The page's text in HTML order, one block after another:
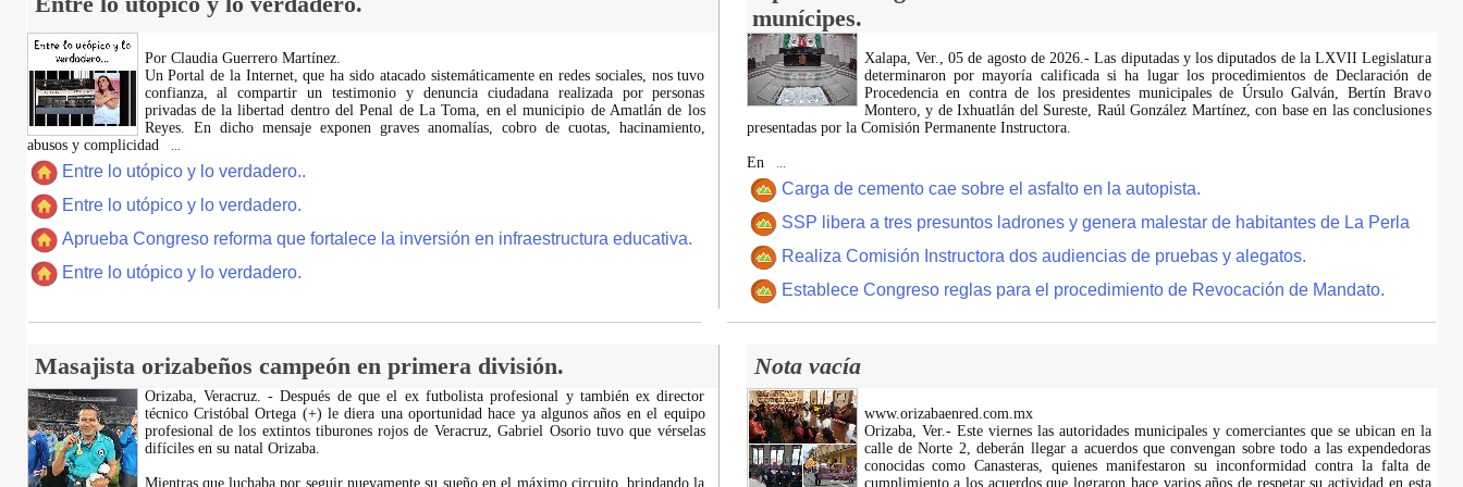
munícipes.
Por Claudia Guerrero Martínez.
​Un Portal de la Internet, que ha sido atacado sistemáticamente en redes sociales, nos tuvo
confianza, al compartir un testimonio y denuncia ciudadana realizada por personas
privadas de la libertad dentro del Penal de La Toma, en el municipio de Amatlán de los
Reyes. En dicho mensaje exponen graves anomalías, cobro de cuotas, hacinamiento,
abusos y complicidad
Entre lo utópico y lo verdadero..
Entre lo utópico y lo verdadero.
Aprueba Congreso reforma que fortalece la inversión en infraestructura educativa.
Entre lo utópico y lo verdadero.
Xalapa, Ver., 05 de agosto de 2026.- Las diputadas y los diputados de la LXVII Legislatura
determinaron por mayoría calificada si ha lugar los procedimientos de Declaración de
Procedencia en contra de los presidentes municipales de Úrsulo Galván, Bertín Bravo
Montero, y de Ixhuatlán del Sureste, Raúl González Martínez, con base en las conclusiones
presentadas por la Comisión Permanente Instructora.
En
Carga de cemento cae sobre el asfalto en la autopista.
SSP libera a tres presuntos ladrones y genera malestar de habitantes de La Perla
Realiza Comisión Instructora dos audiencias de pruebas y alegatos.
Establece Congreso reglas para el procedimiento de Revocación de Mandato.
Masajista orizabeños campeón en primera división. Nota vacía
Orizaba, Veracruz. - Después de que el ex futbolista profesional y también ex director
técnico Cristóbal Ortega (+) le diera una oportunidad hace ya algunos años en el equipo
profesional de los extintos tiburones rojos de Veracruz, Gabriel Osorio tuvo que vérselas
difíciles en su natal Orizaba.
Mientras que luchaba por seguir nuevamente su sueño en el máximo circuito, brindando la
www.orizabaenred.com.mx
Orizaba, Ver.- Este viernes las autoridades municipales y comerciantes que se ubican en la
calle de Norte 2, deberán llegar a acuerdos que convengan sobre todo a las expendedoras
conocidas como Canasteras, quienes manifestaron su inconformidad contra la falta de
cumplimiento a los acuerdos que lograron hace varios años de respetar su actividad en esta